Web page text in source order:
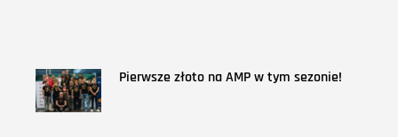
Pierwsze złoto na AMP w tym sezonie!